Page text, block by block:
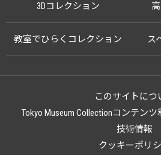
3Dコレクション
教室でひらくコレクション ス
このサイトにつ
Tokyo Museum Collectionコンテン
技術情報
クッキーポリ